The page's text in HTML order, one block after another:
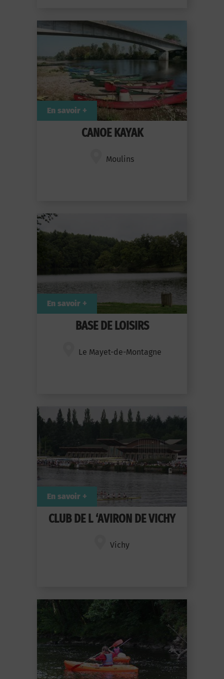
CANOE KAYAK
Moulins
En savoir +
BASE DE LOISIRS
Le Mayet-de-Montagne
En savoir +
CLUB DE L ‘AVIRON DE VICHY
Vichy
En savoir +